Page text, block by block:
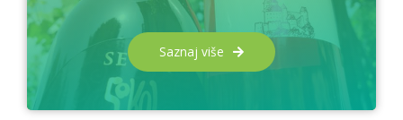
Saznaj više